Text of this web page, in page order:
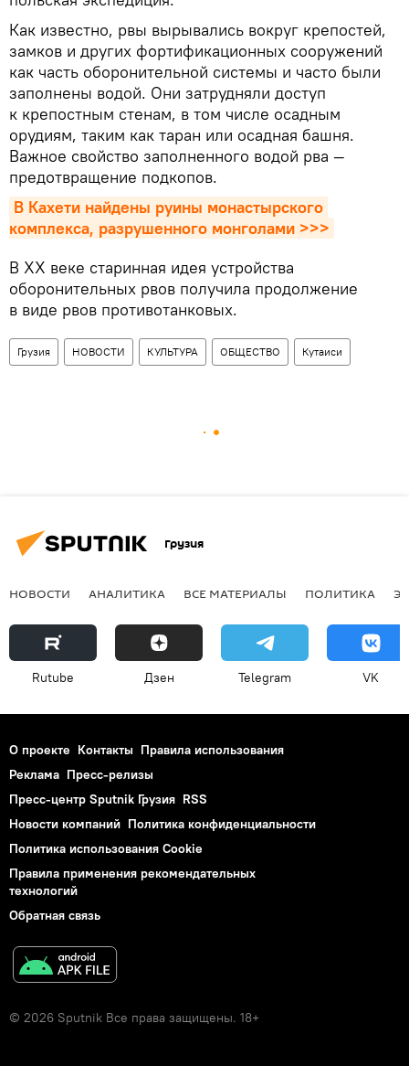
Как известно, рвы вырывались вокруг крепостей,
замков и других фортификационных сооружений
как часть оборонительной системы и часто были
заполнены водой. Они затрудняли доступ
к крепостным стенам, в том числе осадным
орудиям, таким как таран или осадная башня.
Важное свойство заполненного водой рва —
предотвращение подкопов.
В Кахети найдены руины монастырского
комплекса, разрушенного монголами >>>
В XX веке старинная идея устройства
оборонительных рвов получила продолжение
в виде рвов противотанковых.
Грузия НОВОСТИ КУЛЬТУРА ОБЩЕСТВО Кутаиси
Грузия
НОВОСТИ АНАЛИТИКА ВСЕ МАТЕРИАЛЫ ПОЛИТИКА
Rutube Дзен Telegram VK
О проекте Контакты Правила использования
Реклама Пресс-релизы
Пресс-центр Sputnik Грузия RSS
Новости компаний Политика конфиденциальности
Политика использования Cookie
Правила применения рекомендательных
технологий
Обратная связь
© 2026 Sputnik Все права защищены. 18+